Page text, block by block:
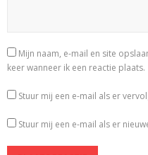
Mijn naam, e-mail en site
keer wanneer ik een reactie plaats.
Stuur mij een e-mail als er
Stuur mij een e-mail als er